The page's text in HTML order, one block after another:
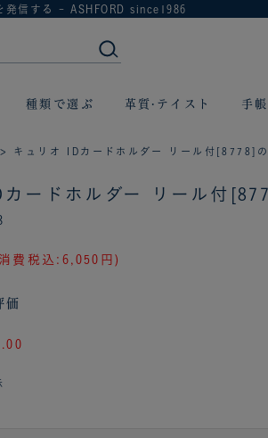
発信する - ASHFORD since1986
種類で選ぶ 革質·テイスト 手
キュリオ IDカードホルダー リール付[8778]の
カードホルダー リール付
費税込:6,050円)
価